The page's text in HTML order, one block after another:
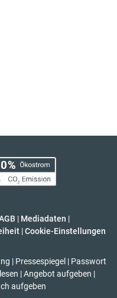
| Mediadaten |
| Cookie-Einstellungen
| Pressespiegel | Passwort
| Angebot aufgeben |
aufgeben